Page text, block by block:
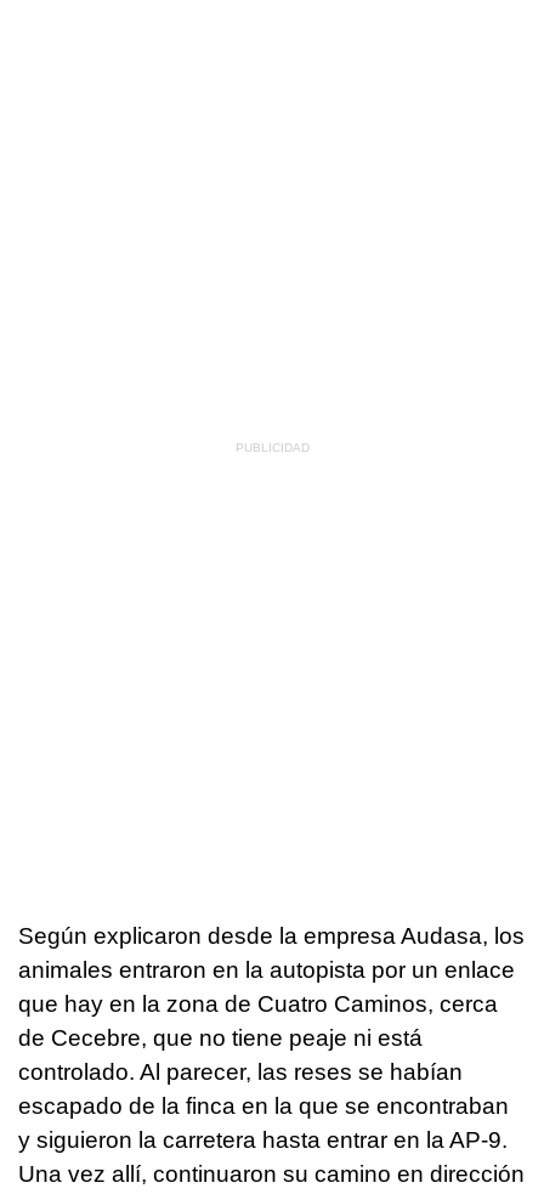
Según explicaron desde la empresa Audasa, los
animales entraron en la autopista por un enlace
que hay en la zona de Cuatro Caminos, cerca
de Cecebre, que no tiene peaje ni está
controlado. Al parecer, las reses se habían
escapado de la finca en la que se encontraban
y siguieron la carretera hasta entrar en la AP-9.
Una vez allí, continuaron su camino en dirección